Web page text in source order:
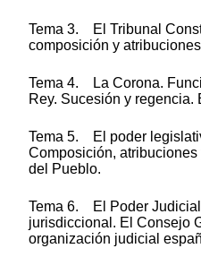
Tema 3. El Tribunal
composición y
Tema 4. La Corona.
Rey. Sucesión y regencia.
Tema 5. El poder
Composición,
del Pueblo.
Tema 6. El Poder
jurisdiccional. El Consejo
organización judicial